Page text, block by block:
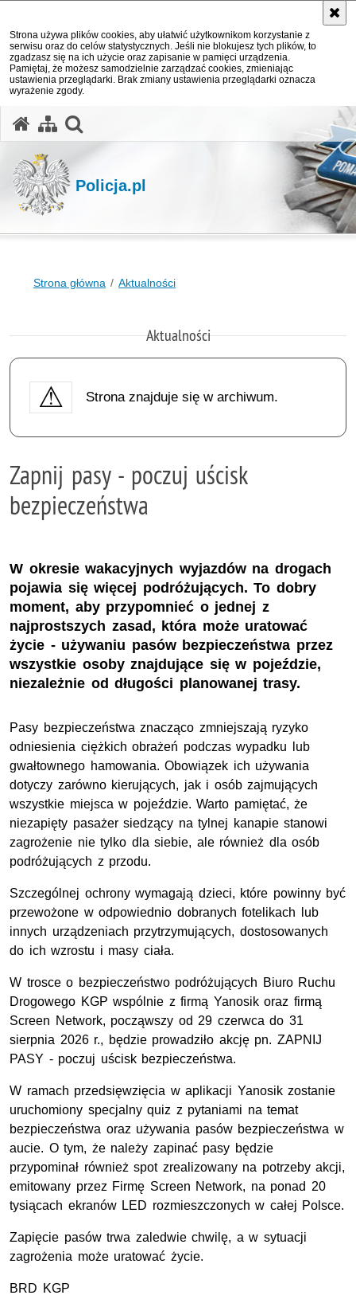
Strona używa plików cookies, aby ułatwić użytkownikom korzystanie z
serwisu oraz do celów statystycznych. Jeśli nie blokujesz tych plików, to
zgadzasz się na ich użycie oraz zapisanie w pamięci urządzenia.
Pamiętaj, że możesz samodzielnie zarządzać cookies, zmieniając
ustawienia przeglądarki. Brak zmiany ustawienia przeglądarki oznacza
wyrażenie zgody.
Policja.pl
Strona główna Aktualności
Aktualności
Strona znajduje się w archiwum.
Zapnij pasy - poczuj uścisk
bezpieczeństwa
W okresie wakacyjnych wyjazdów na drogach
pojawia się więcej podróżujących. To dobry
moment, aby przypomnieć o jednej z
najprostszych zasad, która może uratować
życie - używaniu pasów bezpieczeństwa przez
wszystkie osoby znajdujące się w pojeździe,
niezależnie od długości planowanej trasy.
Pasy bezpieczeństwa znacząco zmniejszają ryzyko
odniesienia ciężkich obrażeń podczas wypadku lub
gwałtownego hamowania. Obowiązek ich używania
dotyczy zarówno kierujących, jak i osób zajmujących
wszystkie miejsca w pojeździe. Warto pamiętać, że
niezapięty pasażer siedzący na tylnej kanapie stanowi
zagrożenie nie tylko dla siebie, ale również dla osób
podróżujących z przodu.
Szczególnej ochrony wymagają dzieci, które powinny być
przewożone w odpowiednio dobranych fotelikach lub
innych urządzeniach przytrzymujących, dostosowanych
do ich wzrostu i masy ciała.
W trosce o bezpieczeństwo podróżujących Biuro Ruchu
Drogowego KGP wspólnie z firmą Yanosik oraz firmą
Screen Network, począwszy od 29 czerwca do 31
sierpnia 2026 r., będzie prowadziło akcję pn. ZAPNIJ
PASY - poczuj uścisk bezpieczeństwa.
W ramach przedsięwzięcia w aplikacji Yanosik zostanie
uruchomiony specjalny quiz z pytaniami na temat
bezpieczeństwa oraz używania pasów bezpieczeństwa w
aucie. O tym, że należy zapinać pasy będzie
przypominał również spot zrealizowany na potrzeby akcji,
emitowany przez Firmę Screen Network, na ponad 20
tysiącach ekranów LED rozmieszczonych w całej Polsce.
Zapięcie pasów trwa zaledwie chwilę, a w sytuacji
zagrożenia może uratować życie.
BRD KGP